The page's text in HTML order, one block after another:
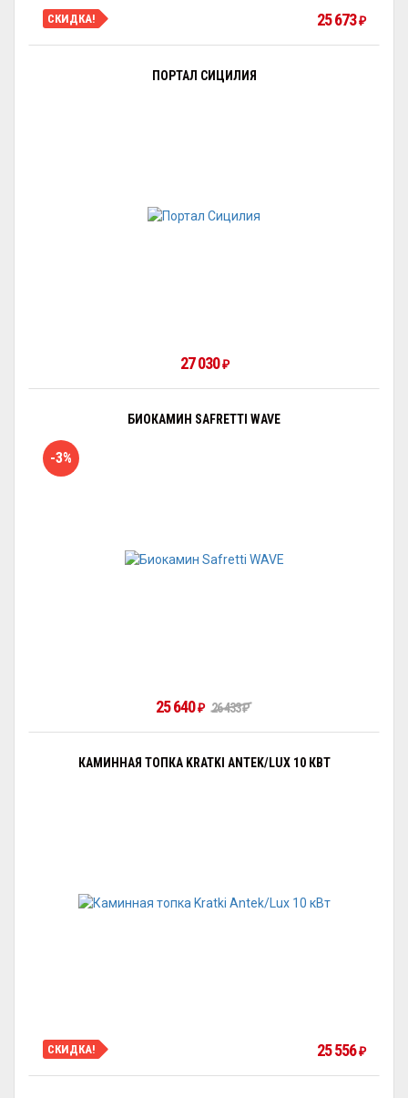
СКИДКА! 25 673 ₽
ПОРТАЛ СИЦИЛИЯ
27 030 ₽
БИОКАМИН SAFRETTI WAVE
-3%
25 640 ₽ 26 433₽
КАМИННАЯ ТОПКА KRATKI ANTEK/LUX 10 КВТ
СКИДКА! 25 556 ₽